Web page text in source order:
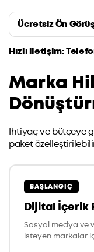
Ücretsiz Ön
Hızlı iletişim:
Marka
İhtiyaç ve bütçeye
paket
BAŞLANGIÇ
Dijital İçerik
Sosyal medya ve
isteyen markalar